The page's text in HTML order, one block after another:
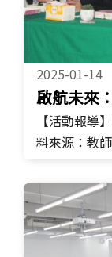
2025-01-14
啟航未來
【活動報導
料來源：教